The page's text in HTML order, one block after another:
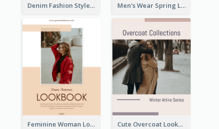
Denim Fashion Style Lookbook Men's Wear Spring Lookbook
Feminine Woman Lookbook Cute Overcoat Lookbook